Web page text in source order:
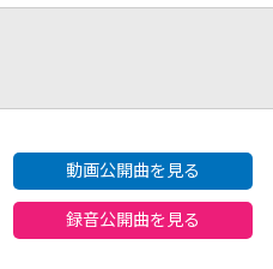
動画公開曲を見る
録音公開曲を見る